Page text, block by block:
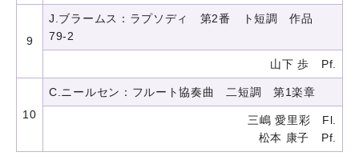
9
J.ブラームス：ラプソディ 第2番 ト短調 作品
79-2
山下 歩 Pf.
10
C.ニールセン：フルート協奏曲 二短調 第1楽章
三嶋 愛里彩 Fl.
松本 康子 Pf.